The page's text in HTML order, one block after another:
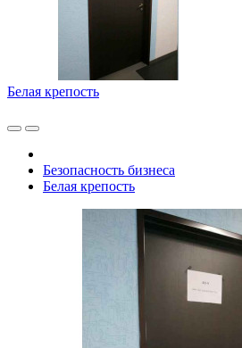
Белая крепость
Безопасность бизнеса
Белая крепость